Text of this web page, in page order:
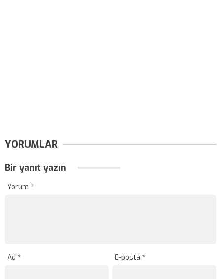
YORUMLAR
Bir yanıt yazın
Yorum *
Ad * E-posta*